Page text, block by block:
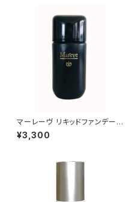
マーレーヴ リキッドファンデーシ
ョン
¥3,300